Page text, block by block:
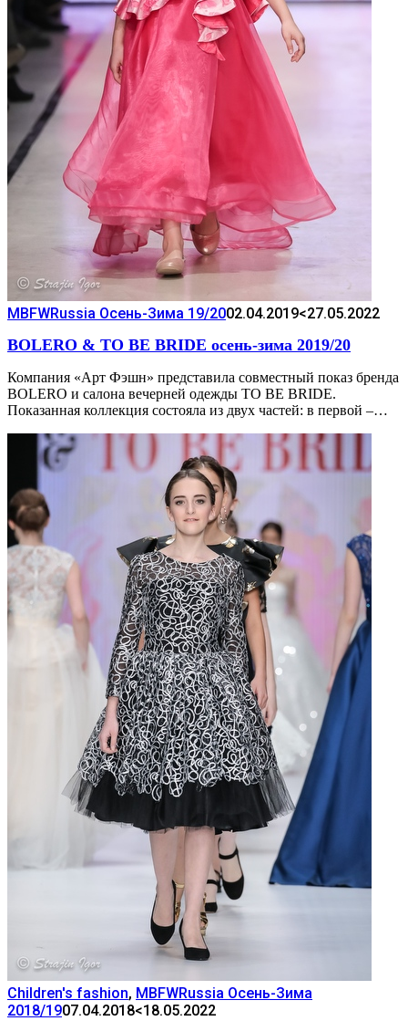
MBFWRussia Осень-Зима 19/2002.04.2019<27.05.2022
BOLERO & TO BE BRIDE осень-зима 2019/20
Компания «Арт Фэшн» представила совместный показ бренда
BOLERO и салона вечерней одежды TO BE BRIDE.
Показанная коллекция состояла из двух частей: в первой –…
Children's fashion, MBFWRussia Осень-Зима
2018/1907.04.2018<18.05.2022